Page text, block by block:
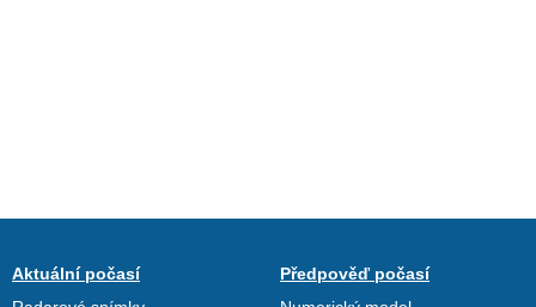
Aktuální počasí
Předpověď počasí